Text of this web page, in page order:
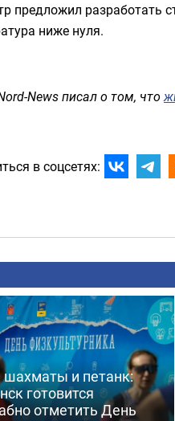
предложил разработать
ниже нуля.
News писал о том, что
в соцсетях:
и петанк:
готовится
отметить День